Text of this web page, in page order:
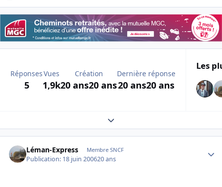
Réponses
5
Vues
1,9k
Création
20 ans20 ans
Dernière réponse
20 ans20 ans
Les
Expand topic overview
Léman-Express Membre SNCF
Publication: 18 juin 200620 ans